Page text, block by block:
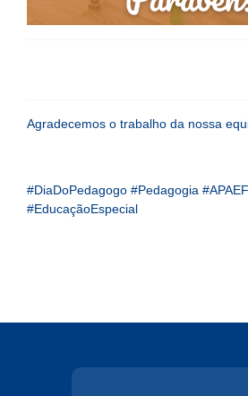
Agradecemos o trabalho da nossa
#DiaDoPedagogo #Pedagogia
#EducaçãoEspecial